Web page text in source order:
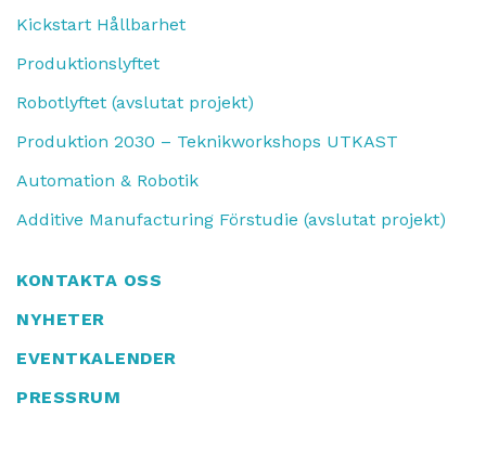
Kickstart Hållbarhet
Produktionslyftet
Robotlyftet (avslutat projekt)
Produktion 2030 – Teknikworkshops UTKAST
Automation & Robotik
Additive Manufacturing Förstudie (avslutat projekt)
KONTAKTA OSS
NYHETER
EVENTKALENDER
PRESSRUM